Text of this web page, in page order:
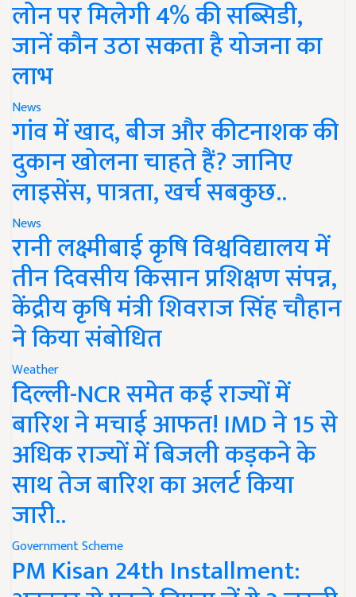
लोन पर मिलेगी 4% की सब्सिडी,
जानें कौन उठा सकता है योजना का
लाभ
News
गांव में खाद, बीज और कीटनाशक की
दुकान खोलना चाहते हैं? जानिए
लाइसेंस, पात्रता, खर्च सबकुछ..
News
रानी लक्ष्मीबाई कृषि विश्वविद्यालय में
तीन दिवसीय किसान प्रशिक्षण संपन्न,
केंद्रीय कृषि मंत्री शिवराज सिंह चौहान
ने किया संबोधित
Weather
दिल्ली-NCR समेत कई राज्यों में
बारिश ने मचाई आफत! IMD ने 15 से
अधिक राज्यों में बिजली कड़कने के
साथ तेज बारिश का अलर्ट किया
जारी..
Government Scheme
PM Kisan 24th Installment: